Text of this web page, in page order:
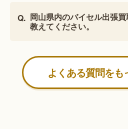
岡山県内のバイセル出張
教えてください。
よくある質問をも